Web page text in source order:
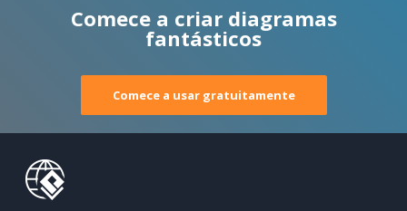
Comece a criar diagramas
fantásticos
Comece a usar gratuitamente